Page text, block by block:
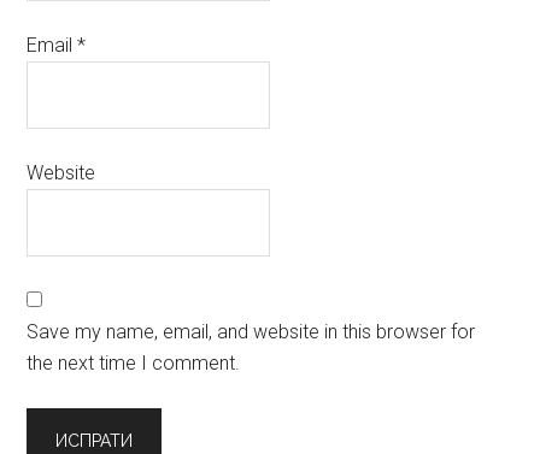
Email*
Website
Save my name, email, and website in this browser for
the next time I comment.